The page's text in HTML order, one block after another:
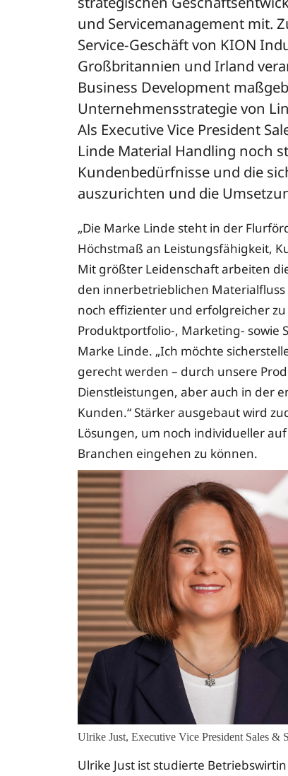
und Servicemanagement mit.
Service-Geschäft von KION
Großbritannien und Irland
Business Development
Unternehmensstrategie von
Als Executive Vice President
Linde Material Handling noch
Kundenbedürfnisse und die
auszurichten und die
„Die Marke Linde steht in der
Höchstmaß an Leistungsfähigkeit,
Mit größter Leidenschaft arbeiten
den innerbetrieblichen
noch effizienter und erfolgreicher
Produktportfolio-, Marketing- sowie
Marke Linde. „Ich möchte
gerecht werden – durch unsere
Dienstleistungen, aber auch in der
Kunden.“ Stärker ausgebaut wird
Lösungen, um noch individueller
Branchen eingehen zu können.
Ulrike Just, Executive Vice President Sales
Ulrike Just ist studierte